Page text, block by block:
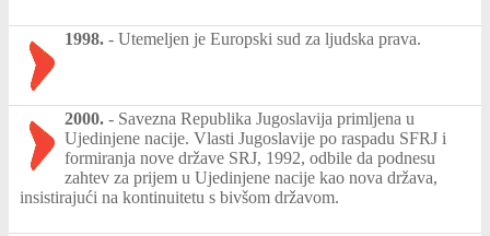
1998. - Utemeljen je Europski sud za ljudska prava.
2000. - Savezna Republika Jugoslavija primljena u
Ujedinjene nacije. Vlasti Jugoslavije po raspadu SFRJ i
formiranja nove države SRJ, 1992, odbile da podnesu
zahtev za prijem u Ujedinjene nacije kao nova država,
insistirajući na kontinuitetu s bivšom državom.